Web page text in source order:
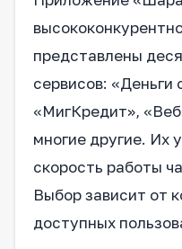
представлены
сервисов: «Деньги
«МигКредит»,
многие другие. Их
скорость работы
Выбор зависит от
доступных